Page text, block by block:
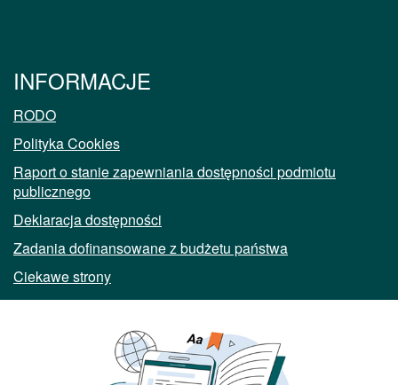
INFORMACJE
RODO
Polityka Cookies
Raport o stanie zapewniania dostępności podmiotu
publicznego
Deklaracja dostępności
Zadania dofinansowane z budżetu państwa
Ciekawe strony